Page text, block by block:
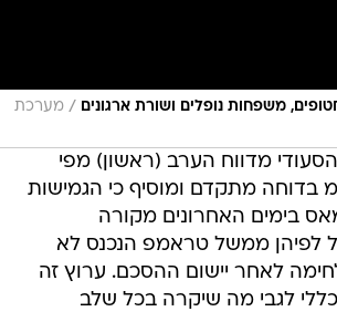
משפחות נופלים ושורת ארגונים / מערכת
מדווח הערב (ראשון) מפי
בדוחה מתקדם ומוסיף כי הגמישות
בימים האחרונים מקורה
לפיהן ממשל טראמפ הנכנס לא
לאחר יישום ההסכם. ערוץ זה
לגבי מה שיקרה בכל שלב